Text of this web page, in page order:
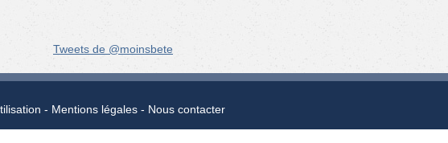
Tweets de @moinsbete
Mentions légales Nous contacter